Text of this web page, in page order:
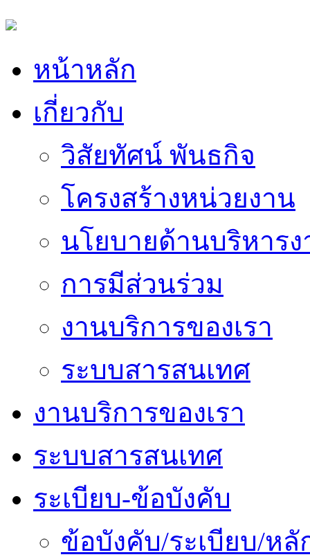
หน้าหลัก
เกี่ยวกับ
วิสัยทัศน์ พันธกิจ
โครงสร้างหน่วยงาน
นโยบายด้านบริหาร
การมีส่วนร่วม
งานบริการของเรา
ระบบสารสนเทศ
งานบริการของเรา
ระบบสารสนเทศ
ระเบียบ-ข้อบังคับ
ข้อบังคับ/ระเบียบ/ห